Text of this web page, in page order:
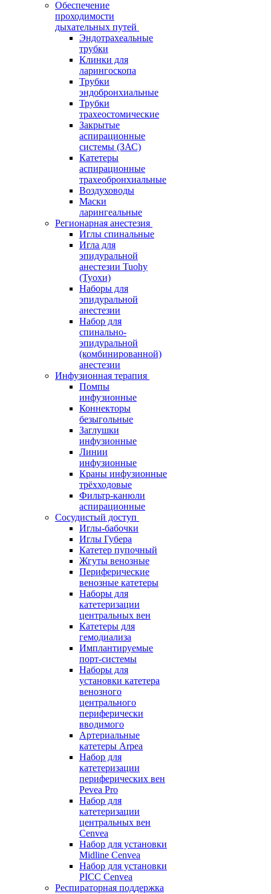
Обеспечение
проходимости
дыхательных путей
Эндотрахеальные
трубки
Клинки для
ларингоскопа
Трубки
эндобронхиальные
Трубки
трахеостомические
Закрытые
аспирационные
системы (ЗАС)
Катетеры
аспирационные
трахеобронхиальные
Воздуховоды
Маски
ларингеальные
Регионарная анестезия
Иглы спинальные
Игла для
эпидуральной
анестезии Tuohy
(Туохи)
Наборы для
эпидуральной
анестезии
Набор для
спинально-
эпидуральной
(комбинированной)
анестезии
Инфузионная терапия
Помпы
инфузионные
Коннекторы
безыгольные
Заглушки
инфузионные
Линии
инфузионные
Краны инфузионные
трёхходовые
Фильтр-канюли
аспирационные
Сосудистый доступ
Иглы-бабочки
Иглы Губера
Катетер пупочный
Жгуты венозные
Периферические
венозные катетеры
Наборы для
катетеризации
центральных вен
Катетеры для
гемодиализа
Имплантируемые
порт‑системы
Наборы для
установки катетера
венозного
центрального
периферически
вводимого
Артериальные
катетеры Arpea
Набор для
катетеризации
периферических вен
Pevea Pro
Набор для
катетеризации
центральных вен
Cenvea
Набор для установки
Midline Cenvea
Набор для установки
PICC Cenvea
Респираторная поддержка